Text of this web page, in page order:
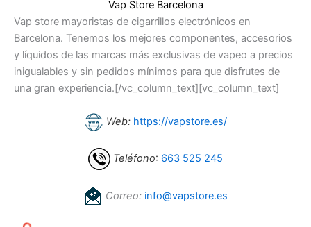
Vap Store Barcelona
Vap store mayoristas de cigarrillos electrónicos en
Barcelona. Tenemos los mejores componentes, accesorios
y líquidos de las marcas más exclusivas de vapeo a precios
inigualables y sin pedidos mínimos para que disfrutes de
una gran experiencia.[/vc_column_text][vc_column_text]
Web: https://vapstore.es/
Teléfono: 663 525 245
Correo: info@vapstore.es